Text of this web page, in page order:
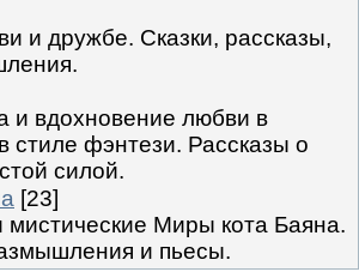
и дружбе. Сказки, рассказы,
и вдохновение любви в
стиле фэнтези. Рассказы о
силой.
[23]
мистические Миры кота Баяна.
и пьесы.